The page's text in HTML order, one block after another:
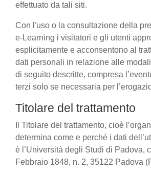
effettuato da tali siti.
Con l'uso o la consultazione della
e-Learning i visitatori e gli utenti
esplicitamente e acconsentono al
dati personali in relazione alle
di seguito descritte, compresa
terzi solo se necessaria per
Titolare del trattamento
Il Titolare del trattamento, cioè
determina come e perché i dati
è l’Università degli Studi di Padova,
Febbraio 1848, n. 2, 35122 Padova